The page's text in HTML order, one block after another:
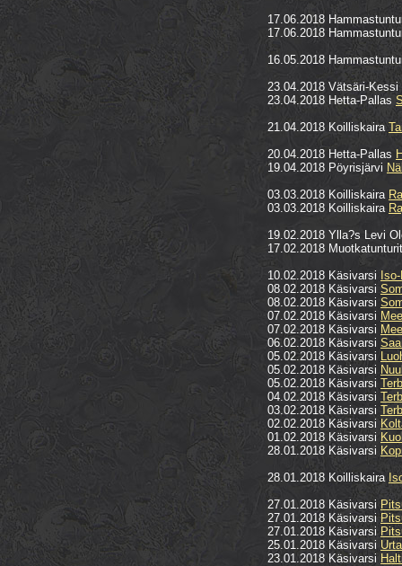
17.06.2018
17.06.2018
16.05.2018
23.04.2018 Vätsäri-Kessi
23.04.2018 Hetta-Pallas
21.04.2018 Koilliskaira
20.04.2018 Hetta-Pallas
19.04.2018 Pöyrisjärvi
03.03.2018 Koilliskaira
03.03.2018 Koilliskaira
19.02.2018 Ylla?s Levi
17.02.2018
10.02.2018 Käsivarsi
08.02.2018 Käsivarsi
08.02.2018 Käsivarsi
07.02.2018 Käsivarsi
07.02.2018 Käsivarsi
06.02.2018 Käsivarsi
05.02.2018 Käsivarsi
05.02.2018 Käsivarsi
05.02.2018 Käsivarsi
04.02.2018 Käsivarsi
03.02.2018 Käsivarsi
02.02.2018 Käsivarsi
01.02.2018 Käsivarsi
28.01.2018 Käsivarsi
28.01.2018 Koilliskaira
27.01.2018 Käsivarsi
27.01.2018 Käsivarsi
27.01.2018 Käsivarsi
25.01.2018 Käsivarsi
23.01.2018 Käsivarsi